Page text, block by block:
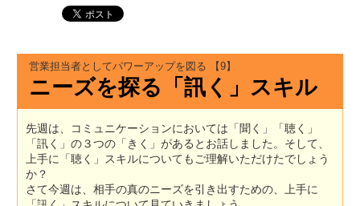
営業担当者としてパワーアップを図る 【9】
ニーズを探る「訊く」スキル
先週は、コミュニケーションにおいては「聞く」「聴く」
「訊く」の３つの「きく」があるとお話しました。そして、
上手に「聴く」スキルについてもご理解いただけたでしょう
か？
さて今週は、相手の真のニーズを引き出すための、上手に